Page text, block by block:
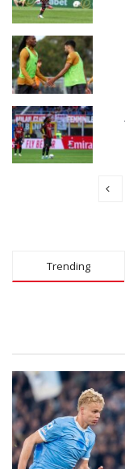
Trending